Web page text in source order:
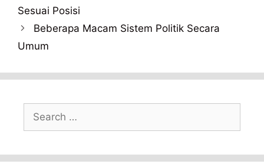
Sesuai Posisi
Beberapa Macam Sistem Politik Secara
Umum
Search
for: